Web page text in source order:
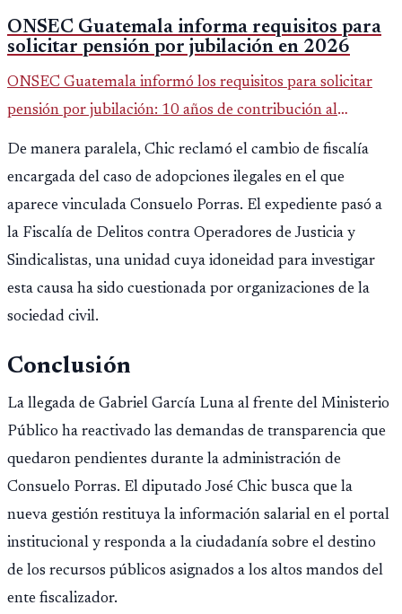
ONSEC Guatemala informa requisitos para
solicitar pensión por jubilación en 2026
ONSEC Guatemala informó los requisitos para solicitar
pensión por jubilación: 10 años de contribución al
Montepío y 50 años de edad, o 20 años de servicio sin
importar edad.
De manera paralela, Chic reclamó el cambio de fiscalía
encargada del caso de adopciones ilegales en el que
aparece vinculada Consuelo Porras. El expediente pasó a
la Fiscalía de Delitos contra Operadores de Justicia y
Sindicalistas, una unidad cuya idoneidad para investigar
esta causa ha sido cuestionada por organizaciones de la
sociedad civil.
Conclusión
La llegada de Gabriel García Luna al frente del Ministerio
Público ha reactivado las demandas de transparencia que
quedaron pendientes durante la administración de
Consuelo Porras. El diputado José Chic busca que la
nueva gestión restituya la información salarial en el portal
institucional y responda a la ciudadanía sobre el destino
de los recursos públicos asignados a los altos mandos del
ente fiscalizador.